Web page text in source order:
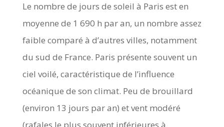
Le nombre de jours de soleil à Paris est en
moyenne de 1 690 h par an, un nombre assez
faible comparé à d’autres villes, notamment
du sud de France. Paris présente souvent un
ciel voilé, caractéristique de l’influence
océanique de son climat. Peu de brouillard
(environ 13 jours par an) et vent modéré